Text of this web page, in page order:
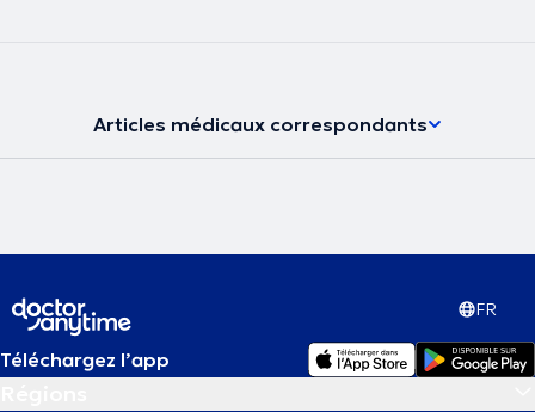
Articles médicaux correspondants
FR
Téléchargez l’app